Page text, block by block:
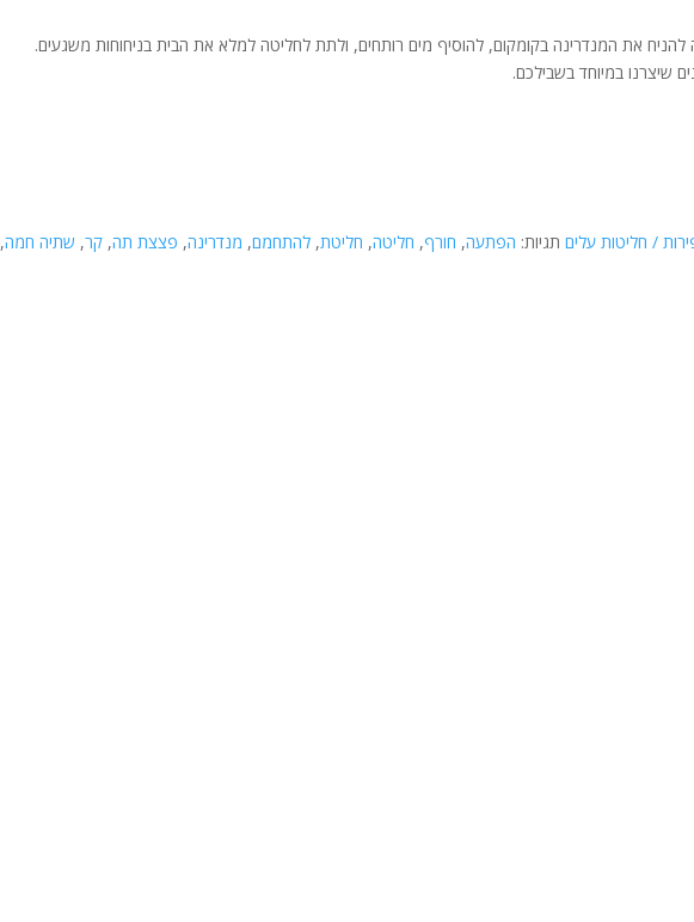
את המנדרינה בקומקום, להוסיף מים רותחים, ולתת לחליטה למלא את הבית בניחוחות משגעים.
שיצרנו במיוחד בשבילכם.
/ חליטות עלים תגיות: הפתעה, חורף, חליטה, חליטת,להתחמם, מנדרינה, פצצת תה,קר, שתיה חמה,